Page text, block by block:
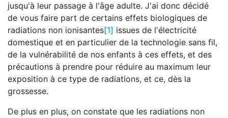
jusqu'à leur passage à l'âge adulte. J'ai donc décidé
de vous faire part de certains effets biologiques de
radiations non ionisantes[1] issues de l'électricité
domestique et en particulier de la technologie sans fil,
de la vulnérabilité de nos enfants à ces effets, et des
précautions à prendre pour réduire au maximum leur
exposition à ce type de radiations, et ce, dès la
grossesse.
De plus en plus, on constate que les radiations non